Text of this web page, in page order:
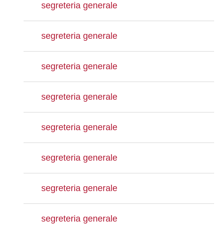
segreteria generale
segreteria generale
segreteria generale
segreteria generale
segreteria generale
segreteria generale
segreteria generale
segreteria generale